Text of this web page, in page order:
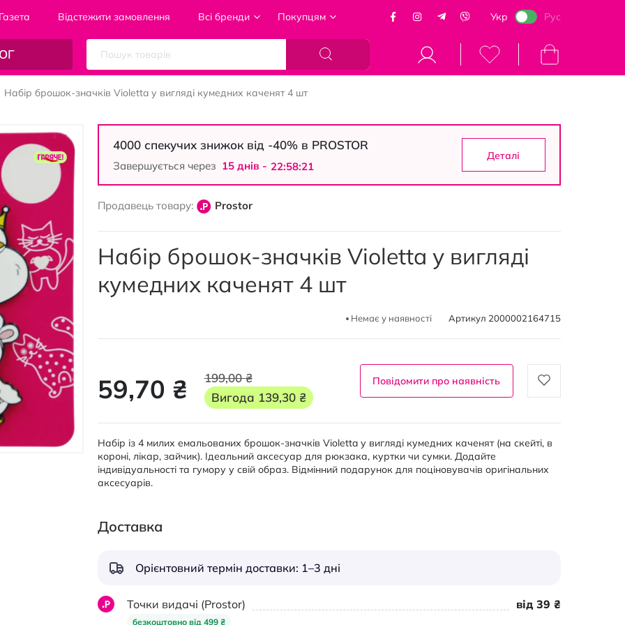
Газета Відстежити замовлення Всі бренди Покупцям Укр Рус
Кошик
Набір брошок-значків Violetta у вигляді кумедних каченят 4 шт
4000 спекучих знижок від -40% в PROSTOR
Деталі
Завершується через 15 днiв - 22:58:20
Продавець товару: Prostor
Набір брошок-значків Violetta у вигляді
кумедних каченят 4 шт
Немає у наявності Артикул 2000002164715
59,70 ₴
199,00 ₴
Вигода 139,30 ₴
Повідомити про наявність
Набір із 4 милих емальованих брошок-значків Violetta у вигляді кумедних каченят (на скейті, в
короні, лікар, зайчик). Ідеальний аксесуар для рюкзака, куртки чи сумки. Додайте
індивідуальності та гумору у свій образ. Відмінний подарунок для поціновувачів оригінальних
аксесуарів.
Доставка
Орієнтовний термін доставки: 1–3 дні
Точки видачі (Prostor)
безкоштовно від 499 ₴
від 39 ₴